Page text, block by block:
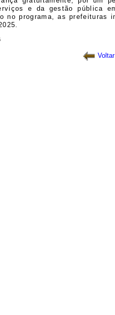
e da gestão pública
no programa, as prefeituras
Voltar